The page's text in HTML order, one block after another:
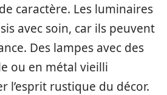
caractère. Les luminaires
avec soin, car ils peuvent
Des lampes avec des
ou en métal vieilli
l’esprit rustique du décor.